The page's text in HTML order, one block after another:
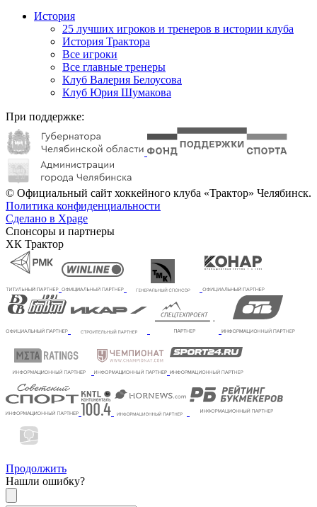
История
25 лучших игроков и тренеров в истории клуба
История Трактора
Все игроки
Все главные тренеры
Клуб Валерия Белоусова
Клуб Юрия Шумакова
При поддержке:
© Официальный сайт хоккейного клуба «Трактор» Челябинск.
Политика конфиденциальности
Сделано в Xpage
Спонсоры и партнеры
ХК Трактор
Продолжить
Нашли ошибку?